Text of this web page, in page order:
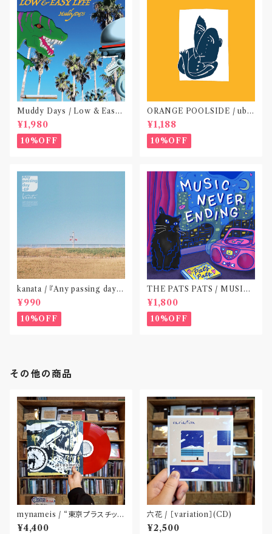
Muddy Days / Low & Easy
Life〝東京〟
¥1,980
10%OFF
ORANGE POOLSIDE / ubu
(CD作品)〝神奈川・厚木〟
¥1,188
10%OFF
kanata / 『Any passing day -
EP』(CD作品)〝東京〟
¥990
10%OFF
THE PATS PATS / MUSIC
NEVER ENDING(CD作品)
¥1,800
10%OFF
その他の商品
mynameis / “東京プラスチッ
ク” LP(12 inch)
¥4,400
六花 / ［variation］(CD)
¥2,500